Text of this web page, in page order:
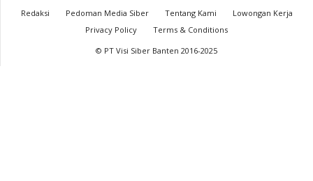
Redaksi Pedoman Media Siber Tentang Kami
Lowongan Kerja
Privacy Policy
Terms & Conditions
© PT Visi Siber Banten 2016-2025